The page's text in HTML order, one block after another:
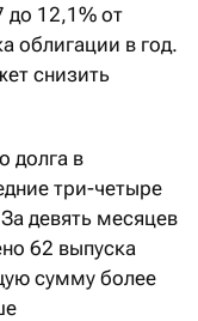
12,1% от
облигации в год.
снизить
долга в
три-четыре
девять месяцев
62 выпуска
сумму более